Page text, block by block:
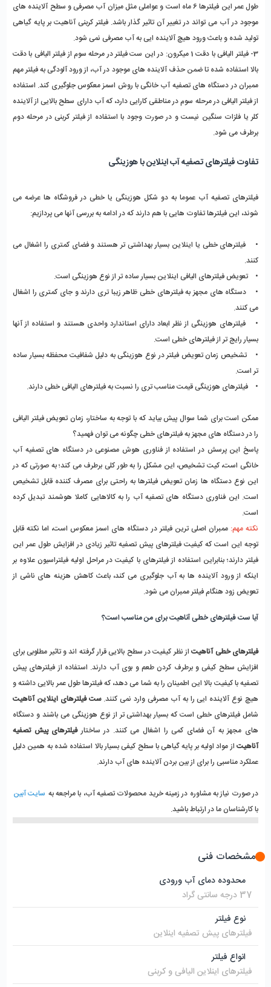
طول عمر این فیلترها 6 ماه است و عواملی مثل میزان آب مصرفی و سطح آلاینده های
موجود در آب می تواند در تغییر آن تاثیر گذار باشد. فیلتر کربنی آناهیت بر پایه گیاهی
تولید شده و باعث ورود هیچ آلاینده ایی به آب مصرفی نمی شود.
3- فیلتر الیافی با دقت 1 میکرون: در این ست فیلتر در مرحله سوم از فیلتر الیافی با دقت
بالا استفاده شده تا ضمن حذف آلاینده های موجود در آب، از ورود آلودگی به فیلتر مهم
ممبران در دستگاه های تصفیه آب خانگی با روش اسمز معکوس جلوگیری کند. استفاده
از فیلتر الیافی در مرحله سوم در مناطقی کارایی دارد، که آب دارای سطح بالایی از آلاینده
کلر یا فلزات سنگین نیست و در صورت وجود با استفاده از فیلتر کربنی در مرحله دوم
برطرف می شود.
تفاوت فیلترهای تصفیه آب اینلاین با هوزینگی
فیلترهای تصفیه آب عموما به دو شکل هوزینگی یا خطی در فروشگاه ها عرضه می
شوند، این فیلترها تفاوت هایی با هم دارند که در ادامه به بررسی آنها می پردازیم:
• فیلترهای خطی یا اینلاین بسیار بهداشتی تر هستند و فضای کمتری را اشغال می
کنند.
• تعویض فیلترهای الیافی اینلاین بسیار ساده تر از نوع هوزینگی است.
• دستگاه های مجهز به فیلترهای خطی ظاهر زیبا تری دارند و جای کمتری را اشغال
می کنند.
• فیلترهای هوزینگی از نظر ابعاد دارای استاندارد واحدی هستند و استفاده از آنها
بسیار رایج تر از فیلترهای خطی است.
• تشخیص زمان تعویض فیلتر در نوع هوزینگی به دلیل شفافیت محفظه بسیار ساده
تر است.
• فیلترهای هوزینگی قیمت مناسب تری را نسبت به فیلترهای الیافی خطی دارند.
ممکن است برای شما سوال پیش بیاید که با توجه به ساختار، زمان تعویض فیلتر الیافی
را در دستگاه های مجهز به فیلترهای خطی چگونه می توان فهمید؟
پاسخ این پرسش در استفاده از فناوری هوش مصنوعی در دستگاه های تصفیه آب
خانگی است، کیت تشخیص، این مشکل را به طور کلی برطرف می کند؛ به صورتی که در
این نوع دستگاه ها زمان تعویض فیلترها به راحتی برای مصرف کننده قابل تشخیص
است. این فناوری دستگاه های تصفیه آب را به کالاهایی کاملا هوشمند تبدیل کرده
است.
نکته مهم: ممبران اصلی ترین فیلتر در دستگاه های اسمز معکوس است، اما نکته قابل
توجه این است که کیفیت فیلترهای پیش تصفیه تاثیر زیادی در افزایش طول عمر این
فیلتر دارند؛ بنابراین استفاده از فیلترهای با کیفیت در مراحل اولیه فیلتراسیون علاوه بر
اینکه از ورود آلاینده ها به آب جلوگیری می کند، باعث کاهش هزینه های ناشی از
تعویض زود هنگام فیلتر ممبران می شود.
آیا ست فیلترهای خطی آناهیت برای من مناسب است؟
فیلترهای خطی آناهیتاز نظر کیفیت در سطح بالایی قرار گرفته اند و تاثیر مطلوبی برای
افزایش سطح کیفی و برطرف کردن طعم و بوی آب دارند. استفاده از فیلترهای پیش
تصفیه با کیفیت بالا این اطمینان را به شما می دهد، که فیلترها طول عمر بالایی داشته و
هیچ نوع آلاینده ایی را به آب مصرفی وارد نمی کنند.ست فیلترهای اینلاین آناهیت
شامل فیلترهای خطی است که بسیار بهداشتی تر از نوع هوزینگی می باشند و دستگاه
های مجهز به آن فضای کمی را اشغال می کنند. در ساختارفیلترهای پیش تصفیه
آناهیت از مواد اولیه بر پایه گیاهی با سطح کیفی بسیار بالا استفاده شده به همین دلیل
عملکرد مناسبی را برای از بین بردن آلاینده های آب دارند.
در صورت نیاز به مشاوره در زمینه خرید محصولات تصفیه آب، با مراجعه به سایت آبین
با کارشناسان ما در ارتباط باشید.
مشخصات فنی
محدوده دمای آب ورودی
37 درجه سانتی گراد
نوع فیلتر
فیلترهای پیش تصفیه اینلاین
انواع فیلتر
فیلترهای اینلاین الیافی و کربنی